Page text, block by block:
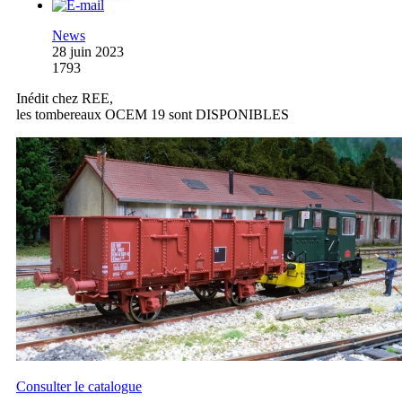
News
28 juin 2023
1793
Inédit chez REE,
les tombereaux OCEM 19 sont DISPONIBLES
Consulter le catalogue